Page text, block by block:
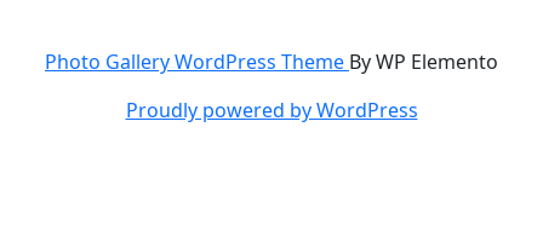
Photo Gallery WordPress Theme By WP Elemento
Proudly powered by WordPress